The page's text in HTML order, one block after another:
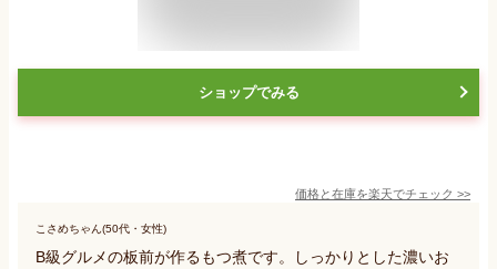
ショップでみる
価格と在庫を楽天でチェック >>
こさめちゃん(50代・女性)
B級グルメの板前が作るもつ煮です。しっかりとした濃いお